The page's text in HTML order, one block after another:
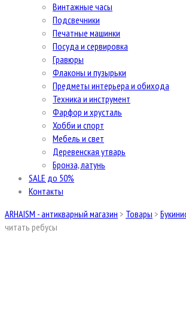
Винтажные часы
Подсвечники
Печатные машинки
Посуда и сервировка
Гравюры
Флаконы и пузырьки
Предметы интерьера и обихода
Техника и инструмент
Фарфор и хрусталь
Хобби и спорт
Мебель и свет
Деревенская утварь
Бронза, латунь
SALE до 50%
Контакты
ARHAISM - антикварный магазин > Товары >
читать ребусы